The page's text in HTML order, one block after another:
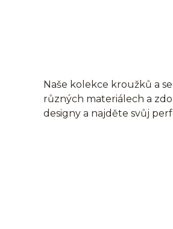
Naše kolekce kroužků a
různých materiálech a
designy a najděte svůj